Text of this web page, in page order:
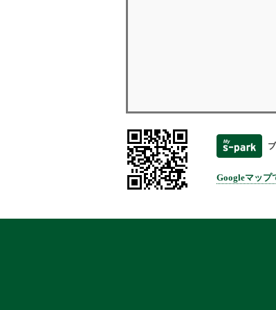
Googleマップ